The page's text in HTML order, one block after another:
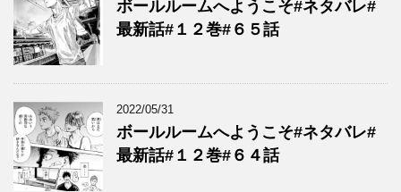
ボールルームへようこそ#ネタバレ#
最新話#１２巻#６５話
2022/05/31
ボールルームへようこそ#ネタバレ#
最新話#１２巻#６４話